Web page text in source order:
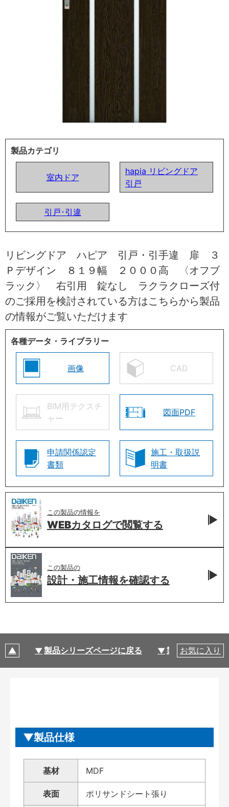
製品カテゴリ
室内ドア
hapia リビングドア
引戸
引戸･引違
リビングドア ハピア 引戸・引手違 扉 ３
Ｐデザイン ８１９幅 ２０００高 〈オフブ
ラック〉 右引用 錠なし ラクラクローズ付
のご採用を検討されている方はこちらから製品
の情報がご覧いただけます
各種データ・ライブラリー
画像 CAD
BIM用テクスチ
ャー
図面PDF
申請関係認定
書類
施工・取扱説
明書
この製品の情報を
WEBカタログで閲覧する
この製品の
設計・施工情報を確認する
製品シリーズページに戻る 製品仕様
お気に入り
製品仕様
基材 MDF
表面 ポリサンドシート張り